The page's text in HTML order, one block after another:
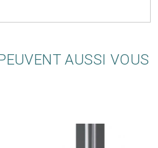
AUSSI VOUS